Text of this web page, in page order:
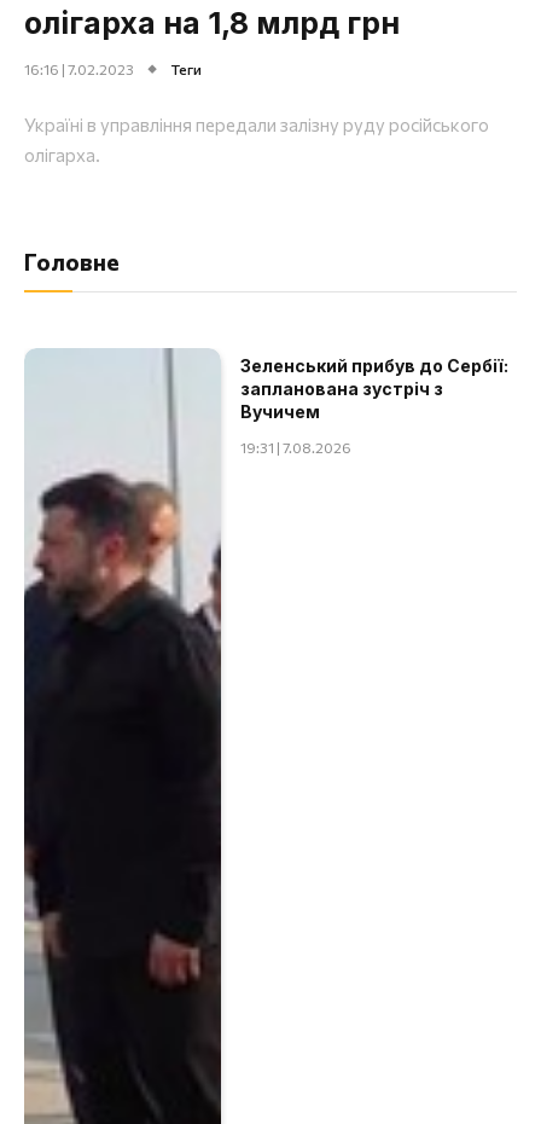
олігарха на 1,8 млрд грн
16:16 | 7.02.2023 Теги
Україні в управління передали залізну руду російського
олігарха.
Головне
Зеленський прибув до Сербії:
запланована зустріч з
Вучичем
19:31 | 7.08.2026